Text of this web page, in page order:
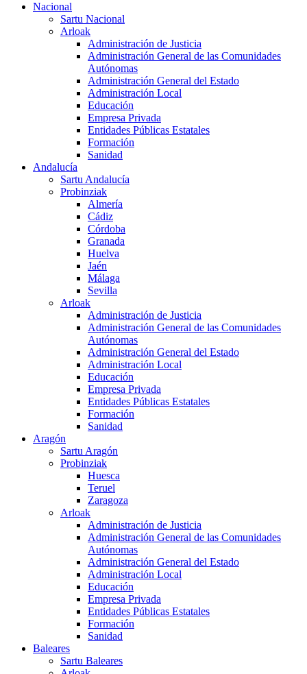
Nacional
Sartu Nacional
Arloak
Administración de Justicia
Administración General de las Comunidades
Autónomas
Administración General del Estado
Administración Local
Educación
Empresa Privada
Entidades Públicas Estatales
Formación
Sanidad
Andalucía
Sartu Andalucía
Probinziak
Almería
Cádiz
Córdoba
Granada
Huelva
Jaén
Málaga
Sevilla
Arloak
Administración de Justicia
Administración General de las Comunidades
Autónomas
Administración General del Estado
Administración Local
Educación
Empresa Privada
Entidades Públicas Estatales
Formación
Sanidad
Aragón
Sartu Aragón
Probinziak
Huesca
Teruel
Zaragoza
Arloak
Administración de Justicia
Administración General de las Comunidades
Autónomas
Administración General del Estado
Administración Local
Educación
Empresa Privada
Entidades Públicas Estatales
Formación
Sanidad
Baleares
Sartu Baleares